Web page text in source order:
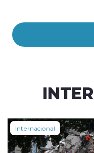
Internacional